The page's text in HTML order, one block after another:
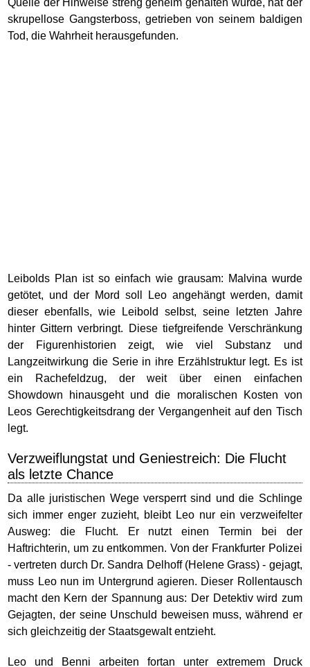
Quelle der Hinweise streng geheim gehalten wurde, hat der
skrupellose Gangsterboss, getrieben von seinem baldigen
Tod, die Wahrheit herausgefunden.
Leibolds Plan ist so einfach wie grausam: Malvina wurde
getötet, und der Mord soll Leo angehängt werden, damit
dieser ebenfalls, wie Leibold selbst, seine letzten Jahre
hinter Gittern verbringt. Diese tiefgreifende Verschränkung
der Figurenhistorien zeigt, wie viel Substanz und
Langzeitwirkung die Serie in ihre Erzählstruktur legt. Es ist
ein Rachefeldzug, der weit über einen einfachen
Showdown hinausgeht und die moralischen Kosten von
Leos Gerechtigkeitsdrang der Vergangenheit auf den Tisch
legt.
Verzweiflungstat und Geniestreich: Die Flucht
als letzte Chance
Da alle juristischen Wege versperrt sind und die Schlinge
sich immer enger zuzieht, bleibt Leo nur ein verzweifelter
Ausweg: die Flucht. Er nutzt einen Termin bei der
Haftrichterin, um zu entkommen. Von der Frankfurter Polizei
- vertreten durch Dr. Sandra Delhoff (Helene Grass) - gejagt,
muss Leo nun im Untergrund agieren. Dieser Rollentausch
macht den Kern der Spannung aus: Der Detektiv wird zum
Gejagten, der seine Unschuld beweisen muss, während er
sich gleichzeitig der Staatsgewalt entzieht.
Leo und Benni arbeiten fortan unter extremem Druck